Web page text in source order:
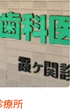
療所